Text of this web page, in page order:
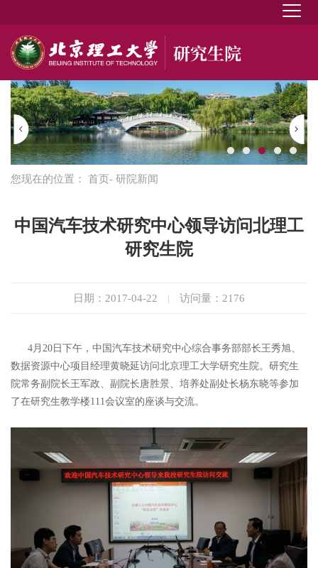
您现在的位置： 首页- 研院新闻
中国汽车技术研究中心领导访问北理工
研究生院
日期：2017-04-22 | 访问量： 2176
4月20日下午，中国汽车技术研究中心综合事务部部长王秀旭、
数据资源中心项目经理黄晓延访问北京理工大学研究生院。研究生
院常务副院长王军政、副院长唐胜景、培养处副处长杨东晓等参加
了在研究生教学楼111会议室的座谈与交流。